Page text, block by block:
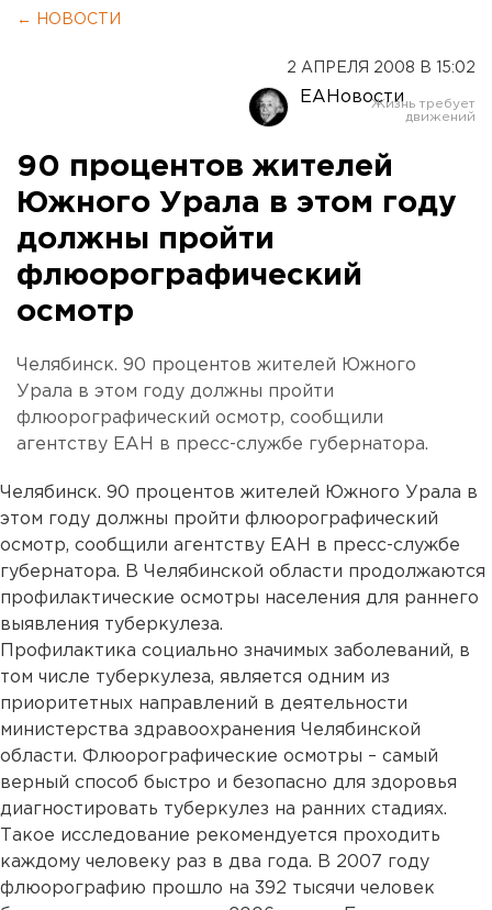
← НОВОСТИ
2 АПРЕЛЯ 2008 В 15:02
ЕАНовости
90 процентов жителей
Южного Урала в этом году
должны пройти
флюорографический
осмотр
Челябинск. 90 процентов жителей Южного
Урала в этом году должны пройти
флюорографический осмотр, сообщили
агентству ЕАН в пресс-службе губернатора.
Челябинск. 90 процентов жителей Южного Урала в
этом году должны пройти флюорографический
осмотр, сообщили агентству ЕАН в пресс-службе
губернатора. В Челябинской области продолжаются
профилактические осмотры населения для раннего
выявления туберкулеза.
Профилактика социально значимых заболеваний, в
том числе туберкулеза, является одним из
приоритетных направлений в деятельности
министерства здравоохранения Челябинской
области. Флюорографические осмотры – самый
верный способ быстро и безопасно для здоровья
диагностировать туберкулез на ранних стадиях.
Такое исследование рекомендуется проходить
каждому человеку раз в два года. В 2007 году
флюорографию прошло на 392 тысячи человек